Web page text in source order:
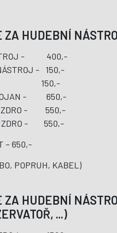
ZA HUDEBNÍ
- 400,-
- 150,-
- 150,-
- 650,-
- 550,-
- 550,-
– 650,-
POPRUH, KABEL)
ZA HUDEBNÍ
...)